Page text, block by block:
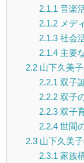
2.1.1 音楽
2.1.2メデ
2.1.3社会
2.1.4主要
2.2山下久美
2.2.1 双子
2.2.2双子
2.2.3双子
2.2.4世間
2.3山下久美子
2.3.1 家族